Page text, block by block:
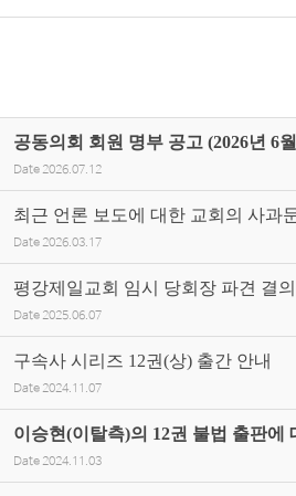
공동의회 회원 명부 공고 (2026년 6
Date 2026.07.12
최근 언론 보도에 대한 교회의 사과
Date 2026.03.17
평강제일교회 임시 당회장 파견 결
Date 2025.06.07
구속사 시리즈 12권(상) 출간 안내
Date 2024.11.07
이승현(이탈측)의 12권 불법 출판에
Date 2024.11.03